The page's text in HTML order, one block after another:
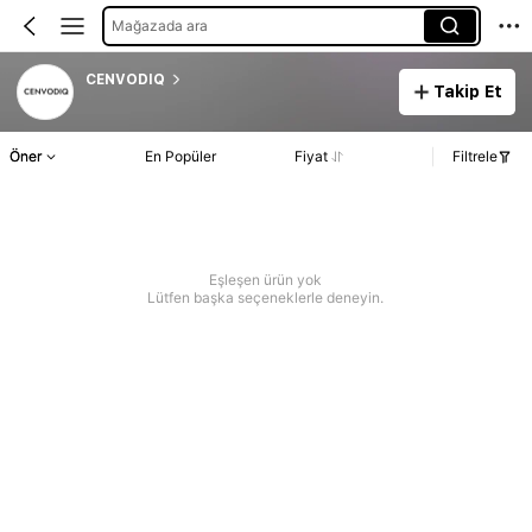
Mağazada ara
CENVODIQ
Takip Et
Öner En Popüler Fiyat Filtrele
Eşleşen ürün yok
Lütfen başka seçeneklerle deneyin.